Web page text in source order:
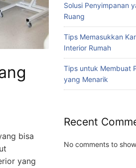
bisa
yang
Solusi Penyimpanan
Ruang
Tips Memasukkan
Interior Rumah
Tips untuk Membuat
yang Menarik
Recent
No comments to